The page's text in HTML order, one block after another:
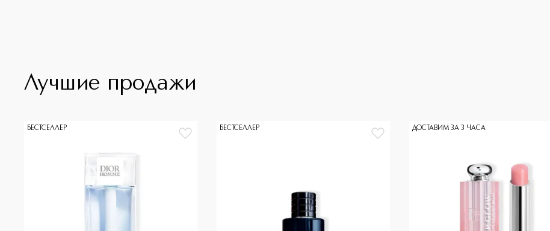
Лучшие продажи
БЕСТСЕЛЛЕР БЕСТСЕЛЛЕР ДОСТАВИМ ЗА 3 ЧАСА